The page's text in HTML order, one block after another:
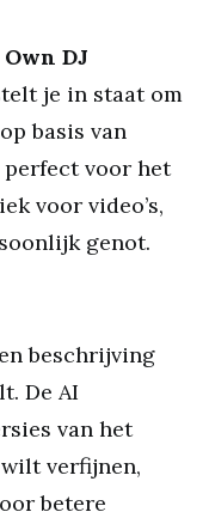
DJ
je in staat om
basis van
voor het
voor video’s,
genot.
beschrijving
De AI
van het
verfijnen,
betere